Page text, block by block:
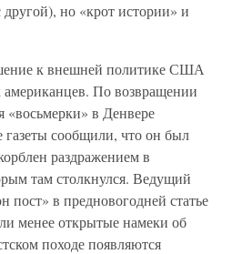
другой), но «крот истории» и
к внешней политике США
американцев. По возвращении
в Денвере
газеты сообщили, что он был
раздражением в
там столкнулся. Ведущий
пост» в предновогодней статье
менее открытые намеки об
походе появляются